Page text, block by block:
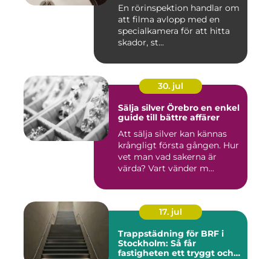
En rörinspektion handlar om
att filma avlopp med en
specialkamera för att hitta
skador, st...
30. jul
Sälja silver Örebro en enkel
guide till bättre affärer
Att sälja silver kan kännas
krångligt första gången. Hur
vet man vad sakerna är
värda? Vart vänder m...
17. jul
Trappstädning för BRF i
Stockholm: Så får
fastigheten ett tryggt och